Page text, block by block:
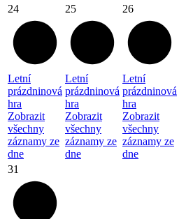
24
Letní
prázdninová
hra
Zobrazit
všechny
záznamy ze
dne
25
Letní
prázdninová
hra
Zobrazit
všechny
záznamy ze
dne
26
Letní
prázdninová
hra
Zobrazit
všechny
záznamy ze
dne
31